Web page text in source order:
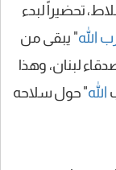
تحضيراً لبدء
الله" يبقى من
لبنان، وهذا
الله" حول سلاحه